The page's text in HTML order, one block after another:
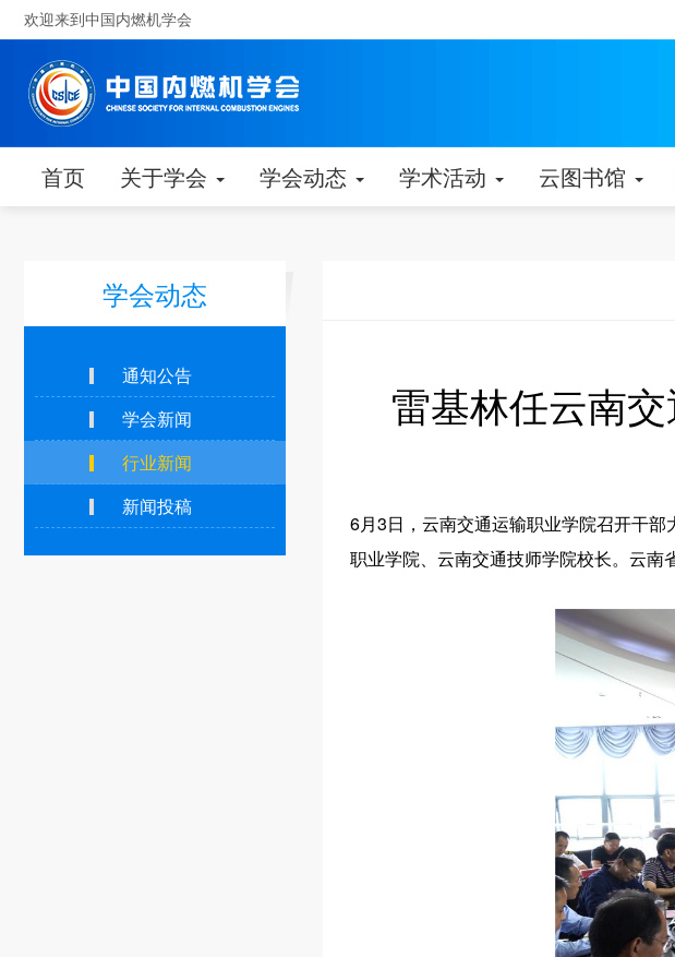
欢迎来到中国内燃机学会
首页 关于学会 学会动态 学术活动 云图书馆
雷基林任云南
6月3日，云南交通运输职业学院召开干
职业学院、云南交通技师学院校长。云南
学会动态
通知公告
学会新闻
行业新闻
新闻投稿